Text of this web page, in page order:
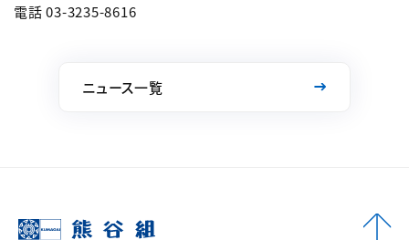
電話 03-3235-8616
ニュース一覧